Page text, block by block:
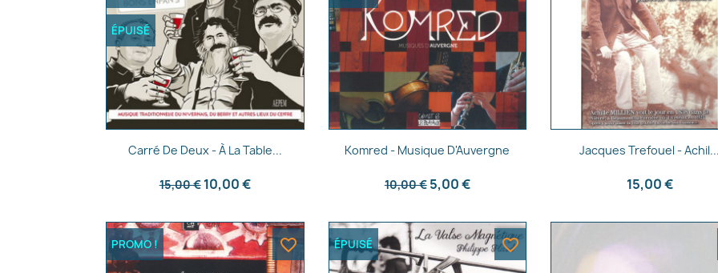
Aperçu rapide
Carré De Deux - À La Table...
15,00 € 10,00 €
ÉPUISÉ
 Aperçu rapide
Komred - Musique D'Auvergne
10,00 € 5,00 €
Aperçu rapide
Jacques Trefouel - Achil...
15,00 €
PROMO ! favorite_border ÉPUISÉ favorite_border